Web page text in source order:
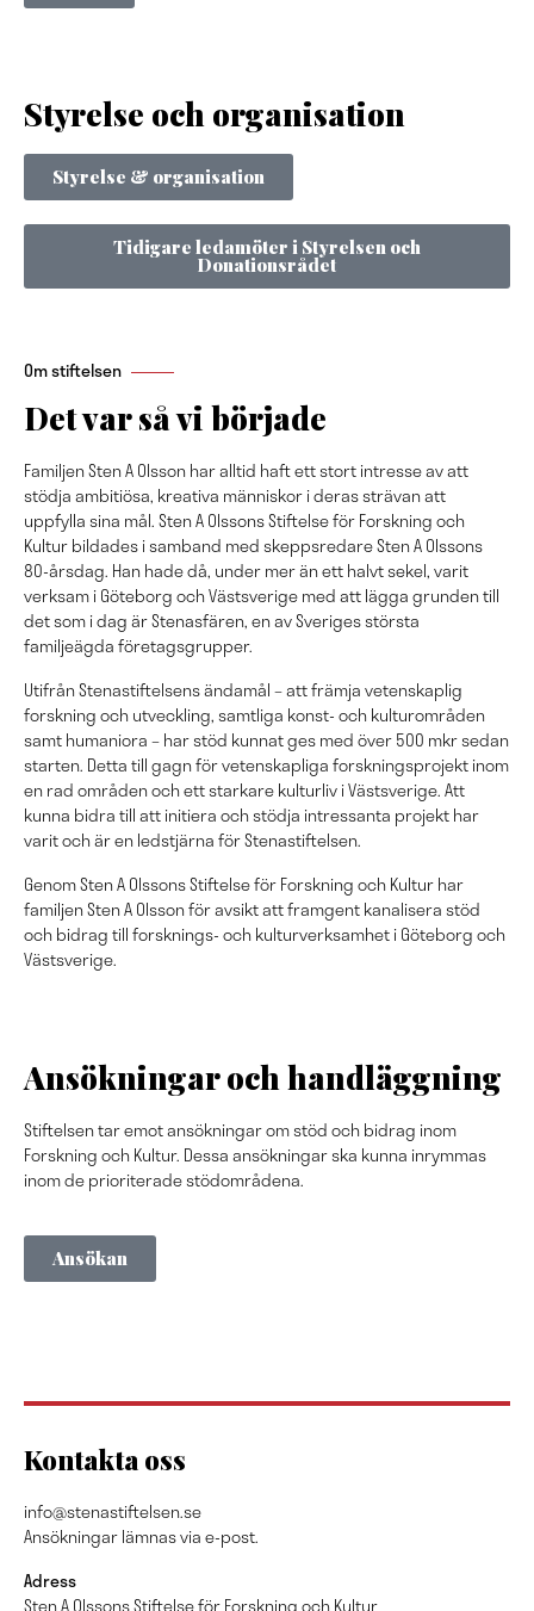
Styrelse och organisation
Styrelse & organisation
Tidigare ledamöter i Styrelsen och
Donationsrådet
Om stiftelsen
Det var så vi började
Familjen Sten A Olsson har alltid haft ett stort intresse av att
stödja ambitiösa, kreativa människor i deras strävan att
uppfylla sina mål.Sten A Olssons Stiftelse för Forskning och
Kultur bildades i samband med skeppsredare Sten A Olssons
80-årsdag. Hanhade då, under mer än ett halvt sekel, varit
verksam i Göteborg och Västsverige med att lägga grunden till
det som i dag är Stenasfären, en av Sveriges största
familjeägda företagsgrupper.
Utifrån Stenastiftelsens ändamål – att främja vetenskaplig
forskning och utveckling, samtliga konst- och kulturområden
samt humaniora – har stöd kunnat ges med över 500 mkr sedan
starten. Detta till gagn för vetenskapliga forskningsprojekt inom
en rad områden och ett starkare kulturliv i Västsverige. Att
kunna bidra till att initiera och stödja intressanta projekt har
varit och är en ledstjärna för Stenastiftelsen.
Genom Sten A Olssons Stiftelse för Forskning och Kultur har
familjen Sten A Olsson för avsikt att framgent kanalisera stöd
och bidrag till forsknings- och kulturverksamhet i Göteborg och
Västsverige.
Ansökningar och handläggning
Stiftelsen tar emot ansökningar om stöd och bidrag inom
Forskning och Kultur. Dessa ansökningar ska kunna inrymmas
inom de prioriterade stödområdena.
Ansökan
Kontakta oss
info@stenastiftelsen.se
Ansökningar lämnas via e-post.
Adress
Sten A Olssons Stiftelse för Forskning och Kultur